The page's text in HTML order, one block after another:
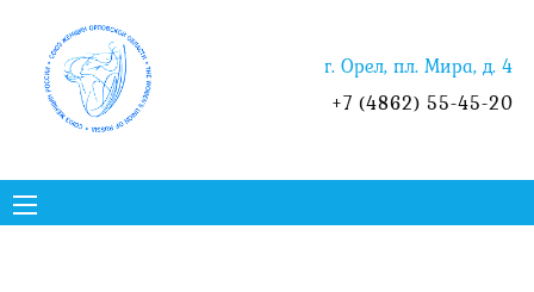
г. Орел, пл. Мира, д. 4
+7 (4862) 55-45-20